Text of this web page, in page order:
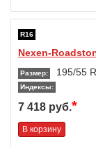
R16
Nexen-
Размер: 195/55
Индексы:
7 418 руб.*
В корзину